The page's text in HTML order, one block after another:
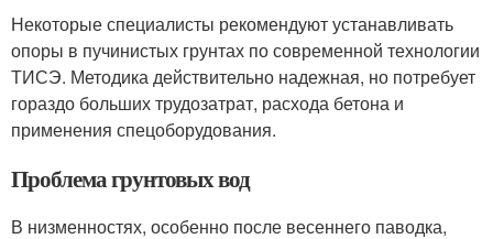
Некоторые специалисты рекомендуют устанавливать
опоры в пучинистых грунтах по современной технологии
ТИСЭ. Методика действительно надежная, но потребует
гораздо больших трудозатрат, расхода бетона и
применения спецоборудования.
Проблема грунтовых вод
В низменностях, особенно после весеннего паводка,